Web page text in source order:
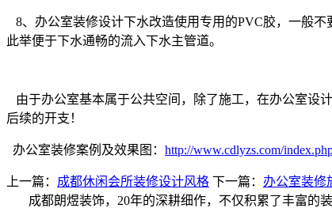
8、办公室装修设计下水改造使用专用的PVC胶，一般
此举便于下水通畅的流入下水主管道。
由于办公室基本属于公共空间，除了施工，在办公室设
后续的开支！
办公室装修案例及效果图： http://www.cdlyzs.com/
上一篇： 成都休闲会所装修设计风格 下一篇： 办公室装修
成都朗煜装饰，20年的深耕细作，不仅积累了丰富的